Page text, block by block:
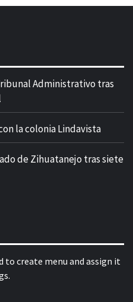
Administrativo tras
la colonia Lindavista
de Zihuatanejo tras siete
to create menu and assign it